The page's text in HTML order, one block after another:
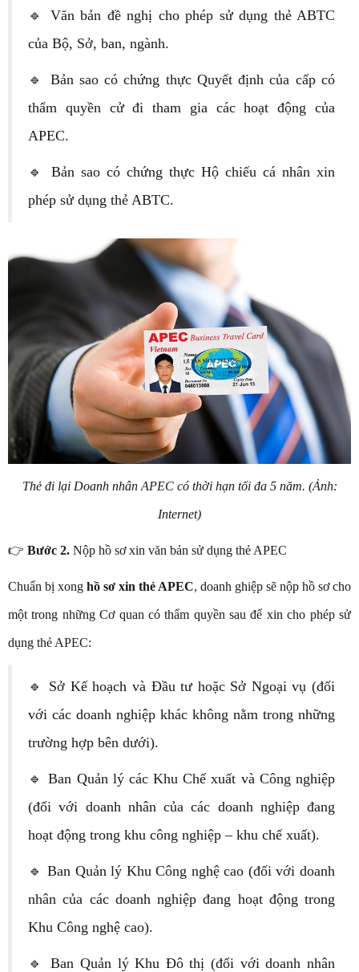
🔹 Văn bản đề nghị cho phép sử dụng thẻ ABTC
của Bộ, Sở, ban, ngành.
🔹 Bản sao có chứng thực Quyết định của cấp có
thẩm quyền cử đi tham gia các hoạt động của
APEC.
🔹 Bản sao có chứng thực Hộ chiếu cá nhân xin
phép sử dụng thẻ ABTC.
Thẻ đi lại Doanh nhân APEC có thời hạn tối đa 5 năm. (Ảnh:
Internet)
👉 Bước 2. Nộp hồ sơ xin văn bản sử dụng thẻ APEC
Chuẩn bị xong hồ sơ xin thẻ APEC, doanh ghiệp sẽ nộp hồ sơ cho
một trong những Cơ quan có thẩm quyền sau để xin cho phép sử
dụng thẻ APEC:
🔹 Sở Kế hoạch và Đầu tư hoặc Sở Ngoại vụ (đối
với các doanh nghiệp khác không nằm trong những
trường hợp bên dưới).
🔹 Ban Quản lý các Khu Chế xuất và Công nghiệp
(đối với doanh nhân của các doanh nghiệp đang
hoạt động trong khu công nghiệp – khu chế xuất).
🔹 Ban Quản lý Khu Công nghệ cao (đối với doanh
nhân của các doanh nghiệp đang hoạt động trong
Khu Công nghệ cao).
🔹 Ban Quản lý Khu Đô thị (đối với doanh nhân